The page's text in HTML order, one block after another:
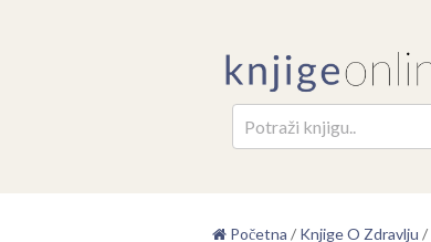
Početna / Knjige O Zdravlju /